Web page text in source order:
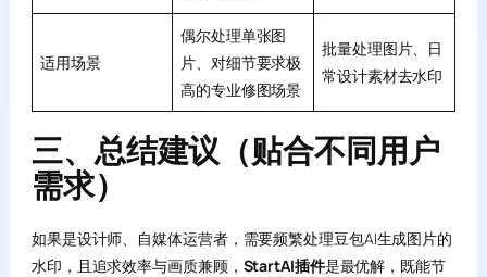
适用场景
偶尔处理单张图
片、对细节要求极
高的专业修图场景
批量处理图片、日
常设计素材去水印
三、总结建议（贴合不同用户
需求）
如果是设计师、自媒体运营者，需要频繁处理豆包AI生成图片的
水印，且追求效率与画质兼顾， StartAI插件是最优解，既能节